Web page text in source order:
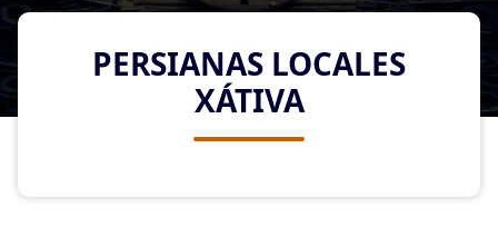
PERSIANAS LOCALES
XÁTIVA